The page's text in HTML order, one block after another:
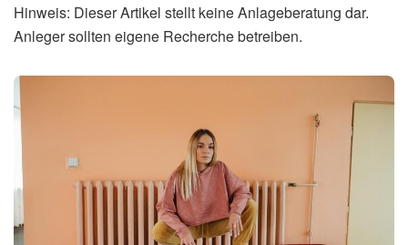
Hinweis: Dieser Artikel stellt keine Anlageberatung dar.
Anleger sollten eigene Recherche betreiben.